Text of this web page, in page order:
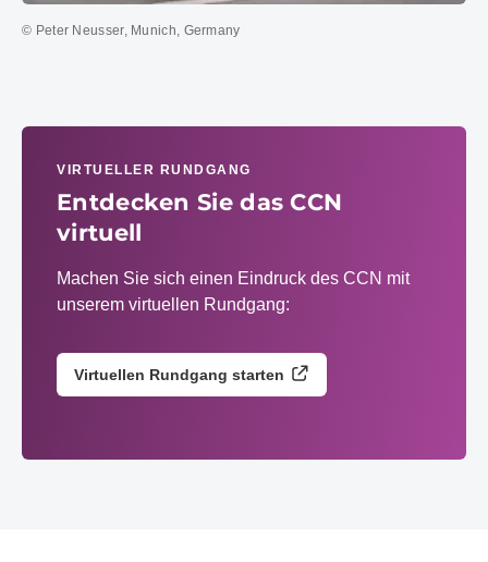
© Peter Neusser, Munich, Germany
VIRTUELLER RUNDGANG
Entdecken Sie das CCN
virtuell
Machen Sie sich einen Eindruck des CCN mit
unserem virtuellen Rundgang:
Virtuellen Rundgang starten